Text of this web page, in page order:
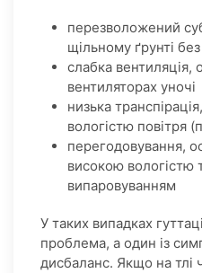
перезволожений
щільному ґрунті
слабка
вентиляторах уночі
низька
вологістю повітря
перегодовування,
високою вологістю
випаровуванням
У таких випадках
проблема, а один із
дисбаланс. Якщо на тлі